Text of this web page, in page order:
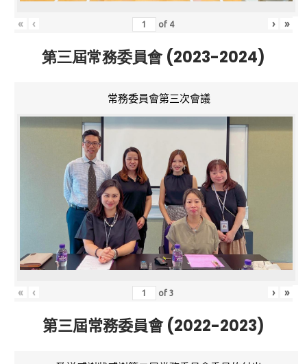
« ‹ of 4 › »
第三屆常務委員會 (2023-2024)
常務委員會第三次會議
« ‹ of3 › »
第三屆常務委員會 (2022-2023)